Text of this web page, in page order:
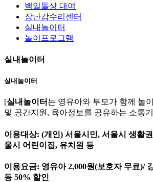
백일돌상 대여
장난감수리센터
실내놀이터
놀이프로그램
실내놀이터
실내놀이터
[실내놀이터 는 영유아와 부모가 함께 놀
및 공간지원, 육아정보를 공유하는 소통
이용대상: (개인) 서울시민, 서울시 생활
울시 어린이집, 유치원 등
이용요금: 영유아 2,000원(보호자 무료)/
등 50% 할인